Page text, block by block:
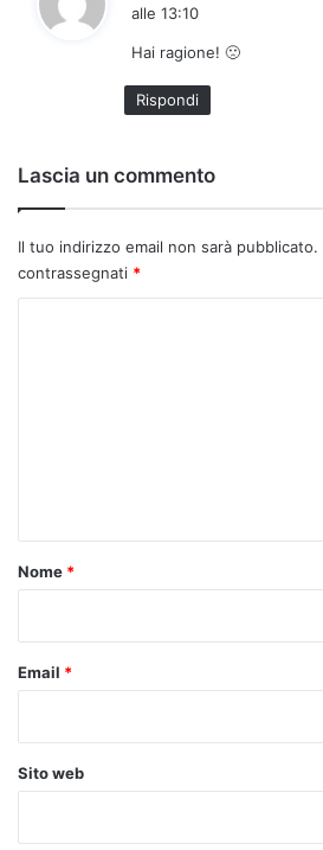
e
t
t
:
alle 13:10
Hai ragione! 🙁
Rispondi
Lascia un commento
Il tuo indirizzo email non sarà pubblicato.
contrassegnati *
o
Nome *
Email *
Sito web